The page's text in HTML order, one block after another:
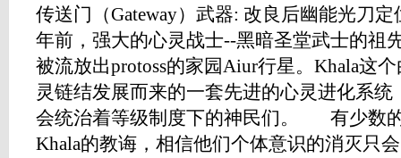
传送门（Gateway）武器: 改良后幽能光
年前，强大的心灵战士--黑暗圣堂武士的祖
被流放出protoss的家园Aiur行星。Khala这
灵链结发展而来的一套先进的心灵进化系
会统治着等级制度下的神民们。 有少数的
Khala的教诲，相信他们个体意识的消灭只